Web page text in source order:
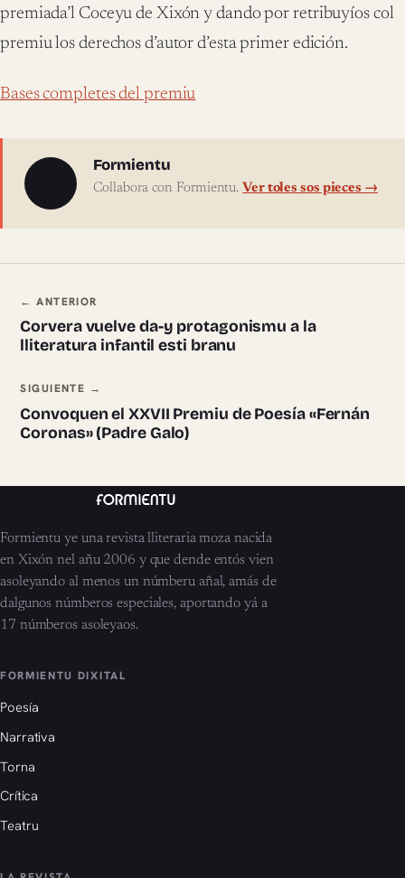
premiada’l Coceyu de Xixón y dando por retribuyíos col
premiu los derechos d’autor d’esta primer edición.
Bases completes del premiu
Sobre l'autor
Formientu
Collabora con Formientu.Ver toles sos pieces →
Navegación ente pieces
← ANTERIOR
Corvera vuelve da-y protagonismu a la
lliteratura infantil esti branu
SIGUIENTE →
Convoquen el XXVII Premiu de Poesía «Fernán
Coronas» (Padre Galo)
Formientu ye una revista lliteraria moza nacida
en Xixón nel añu 2006 y que dende entós vien
asoleyando al menos un númberu añal, amás de
dalgunos númberos especiales, aportando yá a
17 númberos asoleyaos.
FORMIENTU DIXITAL
Poesía
Narrativa
Torna
Crítica
Teatru